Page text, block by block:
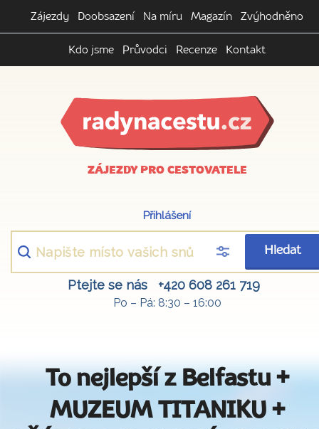
Zájezdy Doobsazení Na míru Magazín Zvýhodněno
Kdo jsme Průvodci Recenze Kontakt
ZÁJEZDY PRO CESTOVATELE
Přihlášení
Hledat
Ptejte se nás +420 608 261 719
Po – Pá: 8:30 – 16:00
To nejlepší z Belfastu +
MUZEUM TITANIKU +